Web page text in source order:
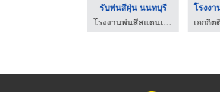
รับพ่นสีฝุ่น นนทบุรี
โรงงานพ่นสีสแตนเลส